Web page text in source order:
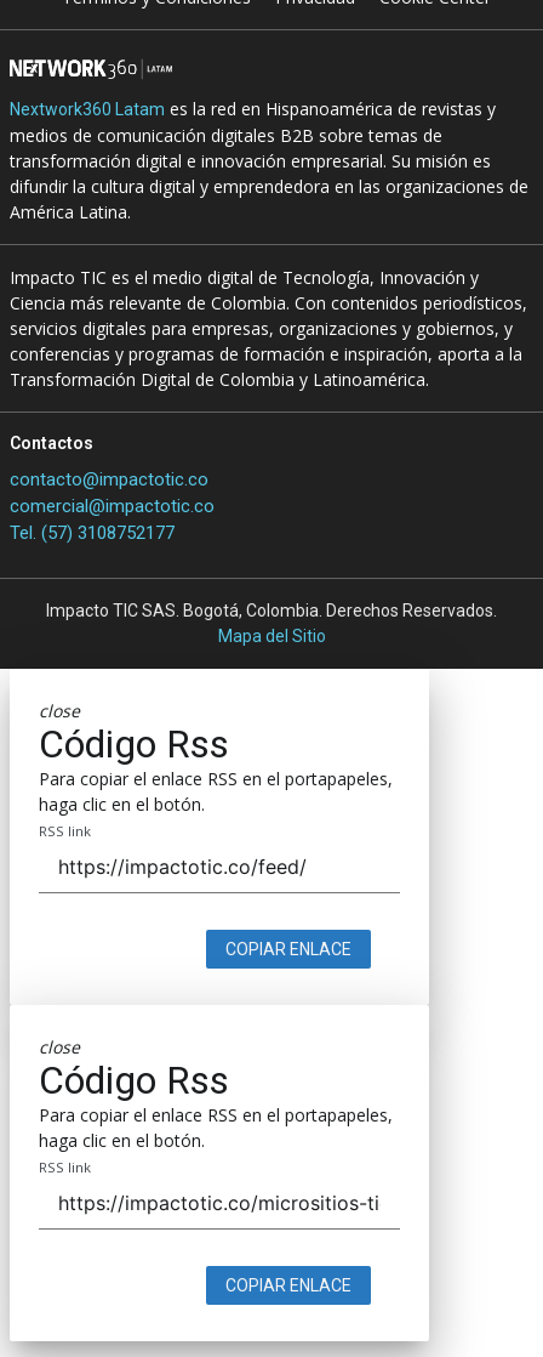
Nextwork360 Latam es la red en Hispanoamérica de revistas y
medios de comunicación digitales B2B sobre temas de
transformación digital e innovación empresarial. Su misión es
difundir la cultura digital y emprendedora en las organizaciones de
América Latina.
Impacto TIC es el medio digital de Tecnología, Innovación y
Ciencia más relevante de Colombia. Con contenidos periodísticos,
servicios digitales para empresas, organizaciones y gobiernos, y
conferencias y programas de formación e inspiración, aporta a la
Transformación Digital de Colombia y Latinoamérica.
Contactos
contacto@impactotic.co
comercial@impactotic.co
Tel. (57) 3108752177
Impacto TIC SAS. Bogotá, Colombia. Derechos Reservados.
Mapa del Sitio
close
Código Rss
Para copiar el enlace RSS en el portapapeles,
haga clic en el botón.
RSS link
COPIAR ENLACE
close
Código Rss
Para copiar el enlace RSS en el portapapeles,
haga clic en el botón.
RSS link
COPIAR ENLACE